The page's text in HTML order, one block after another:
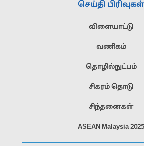
செய்தி பிரிவுகள்
விளையாட்டு
வணிகம்
தொழில்நுட்பம்
சிகரம் தொடு
சிந்தனைகள்
ASEAN Malaysia 2025